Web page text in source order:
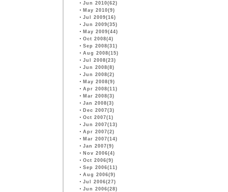
・ Jun 2010(62)
・ May 2010(9)
・ Jul 2009(16)
・ Jun 2009(35)
・ May 2009(44)
・ Oct 2008(4)
・ Sep 2008(31)
・ Aug 2008(15)
・ Jul 2008(23)
・ Jun 2008(8)
・ Jun 2008(2)
・ May 2008(9)
・ Apr 2008(11)
・ Mar 2008(3)
・ Jan 2008(3)
・ Dec 2007(3)
・ Oct 2007(1)
・ Jun 2007(13)
・ Apr 2007(2)
・ Mar 2007(14)
・ Jan 2007(9)
・ Nov 2006(4)
・ Oct 2006(9)
・ Sep 2006(11)
・ Aug 2006(9)
・ Jul 2006(27)
・ Jun 2006(28)